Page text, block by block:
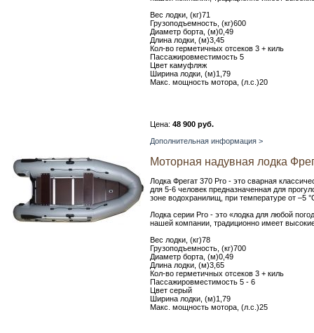
Вес лодки, (кг)71
Грузоподъемность, (кг)600
Диаметр борта, (м)0,49
Длина лодки, (м)3,45
Кол-во герметичных отсеков 3 + киль
Пассажировместимость 5
Цвет камуфляж
Ширина лодки, (м)1,79
Макс. мощность мотора, (л.с.)20
Цена: 48 900 руб.
Дополнительная информация >
Моторная надувная лодка
Лодка Фрегат 370 Pro - это сварная
для 5-6 человек предназначенная для
зоне водохранилищ, при температуре от –5
Лодка серии Pro - это «лодка для любой
нашей компании, традиционно имеет
Вес лодки, (кг)78
Грузоподъемность, (кг)700
Диаметр борта, (м)0,49
Длина лодки, (м)3,65
Кол-во герметичных отсеков 3 + киль
Пассажировместимость 5 - 6
Цвет серый
Ширина лодки, (м)1,79
Макс. мощность мотора, (л.с.)25